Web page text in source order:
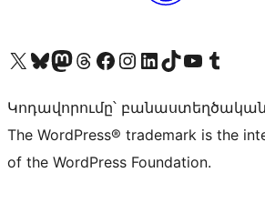
Visit our X (formerly Twitter) account
Visit our Bluesky account
Visit our Mastodon account
Visit our Threads account
Visit our Facebook page
Visit our Instagram account
Visit our LinkedIn account
Visit our TikTok account
Visit our YouTube channel
Visit our Tumblr
Կոդավորումը՝ բանաստեղծական
The WordPress® trademark is the
of the WordPress Foundation.